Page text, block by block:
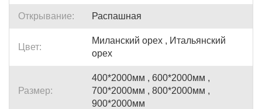
Открывание: Распашная
Цвет:
Миланский орех , Итальянский
орех
Размер:
400*2000мм , 600*2000мм ,
700*2000мм , 800*2000мм ,
900*2000мм